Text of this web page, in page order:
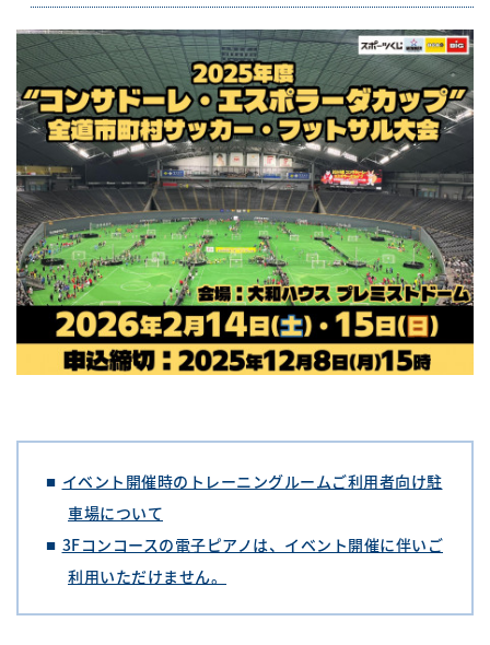
イベント開催時のトレーニングルームご利用者向け駐
車場について
3Fコンコースの電子ピアノは、イベント開催に伴いご
利用いただけません。